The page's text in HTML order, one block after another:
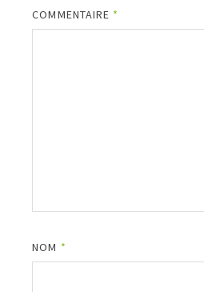
COMMENTAIRE *
NOM *